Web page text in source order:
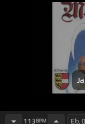
113 BPM